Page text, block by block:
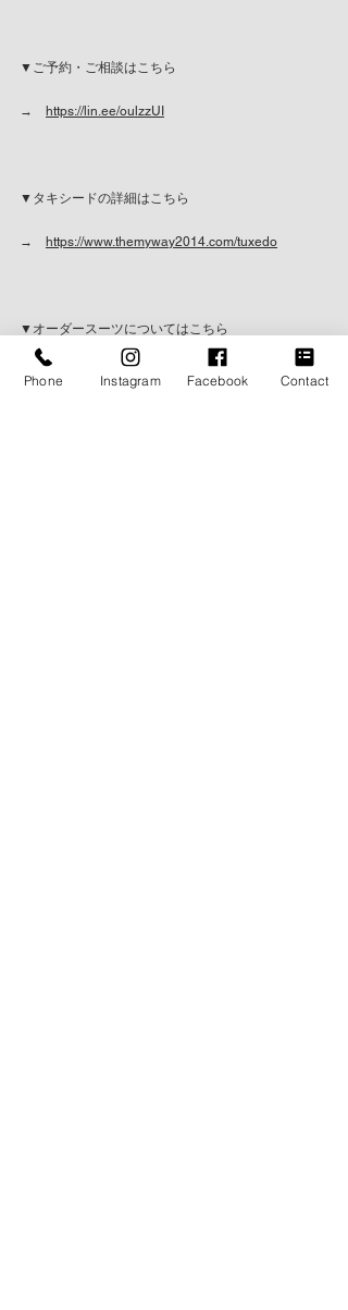
▼ご予約・ご相談はこちら
→ https://lin.ee/oulzzUI
▼タキシードの詳細はこちら
→ https://www.themyway2014.com/tuxedo
▼オーダースーツについてはこちら
→ https://www.themyway2014.com/suits
Phone Instagram Facebook Contact